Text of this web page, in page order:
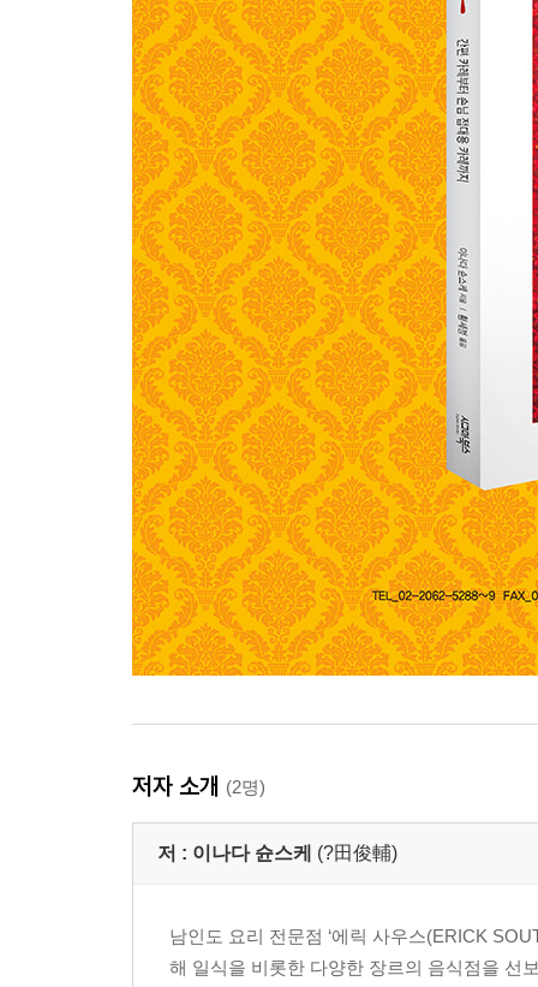
저자 소개 (2명)
저 : 이나다 슌스케 (?田俊輔)
남인도 요리 전문점 ‘에릭 사우스(ERICK
해 일식을 비롯한 다양한 장르의 음식점을 선